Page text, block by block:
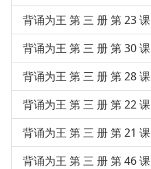
背诵为王 第 三 册 第 23 课
背诵为王 第 三 册 第 30 课
背诵为王 第 三 册 第 28 课
背诵为王 第 三 册 第 22 课
背诵为王 第 三 册 第 21 课
背诵为王 第 三 册 第 46 课